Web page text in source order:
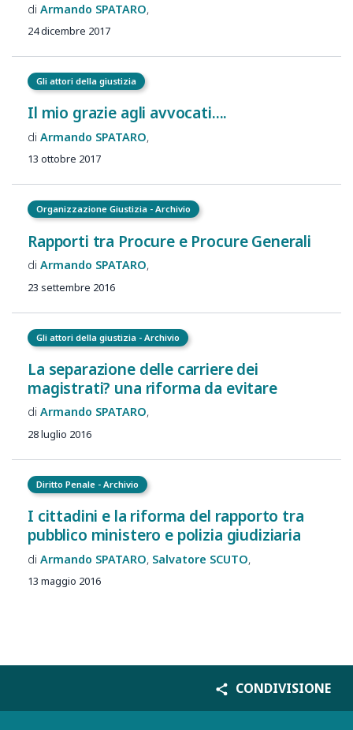
Armando SPATARO
24 dicembre 2017
Gli attori della giustizia
Il mio grazie agli avvocati....
Armando SPATARO
13 ottobre 2017
Organizzazione Giustizia - Archivio
Rapporti tra Procure e Procure Generali
Armando SPATARO
23 settembre 2016
Gli attori della giustizia - Archivio
La separazione delle carriere dei
magistrati? una riforma da evitare
Armando SPATARO
28 luglio 2016
Diritto Penale - Archivio
I cittadini e la riforma del rapporto tra
pubblico ministero e polizia giudiziaria
Armando SPATARO Salvatore SCUTO
13 maggio 2016
CONDIVISIONE